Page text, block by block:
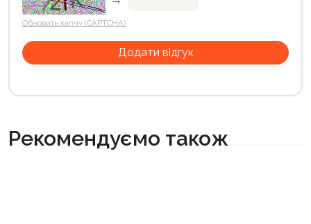
Обновить капчу (CAPTCHA)
Рекомендуємо також